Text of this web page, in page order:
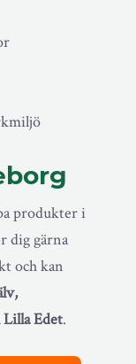
produkter i
dig gärna
och kan
Lilla Edet.